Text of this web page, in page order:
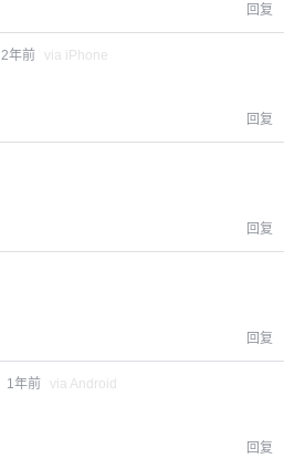
回复
2年前 via iPhone
回复
回复
回复
1年前 via Android
回复